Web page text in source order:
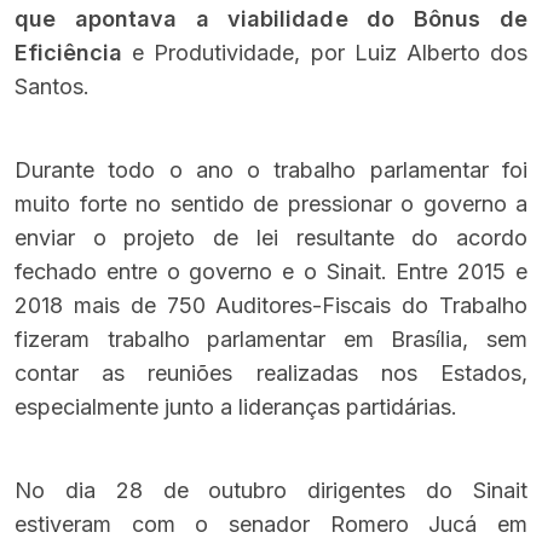
que apontava a viabilidade do Bônus de
Eficiência e Produtividade, por Luiz Alberto dos
Santos.
Durante todo o ano o trabalho parlamentar foi
muito forte no sentido de pressionar o governo a
enviar o projeto de lei resultante do acordo
fechado entre o governo e o Sinait. Entre 2015 e
2018 mais de 750 Auditores-Fiscais do Trabalho
fizeram trabalho parlamentar em Brasília, sem
contar as reuniões realizadas nos Estados,
especialmente junto a lideranças partidárias.
No dia 28 de outubro dirigentes do Sinait
estiveram com o senador Romero Jucá em